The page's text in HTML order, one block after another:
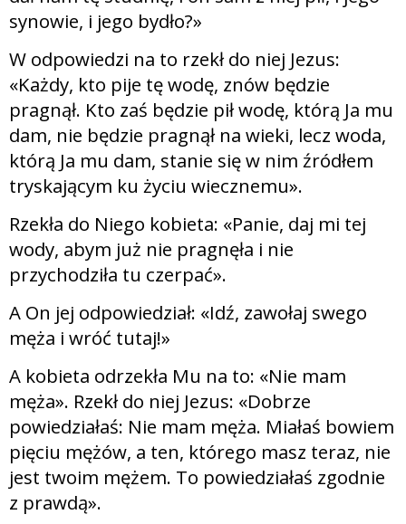
synowie, i jego bydło?»
W odpowiedzi na to rzekł do niej Jezus:
«Każdy, kto pije tę wodę, znów będzie
pragnął. Kto zaś będzie pił wodę, którą Ja mu
dam, nie będzie pragnął na wieki, lecz woda,
którą Ja mu dam, stanie się w nim źródłem
tryskającym ku życiu wiecznemu».
Rzekła do Niego kobieta: «Panie, daj mi tej
wody, abym już nie pragnęła i nie
przychodziła tu czerpać».
A On jej odpowiedział: «Idź, zawołaj swego
męża i wróć tutaj!»
A kobieta odrzekła Mu na to: «Nie mam
męża». Rzekł do niej Jezus: «Dobrze
powiedziałaś: Nie mam męża. Miałaś bowiem
pięciu mężów, a ten, którego masz teraz, nie
jest twoim mężem. To powiedziałaś zgodnie
z prawdą».